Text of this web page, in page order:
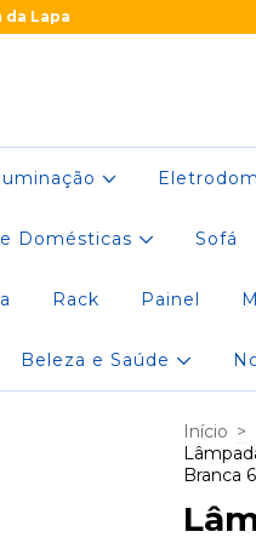
Lapa
Domésticas Sofá
Rack Painel
Beleza e Saúde
Início >
Branca